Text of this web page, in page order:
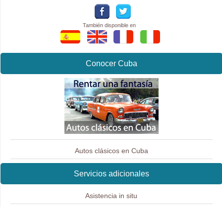
También disponible en
Conocer Cuba
Autos clásicos en Cuba
Servicios adicionales
Asistencia in situ